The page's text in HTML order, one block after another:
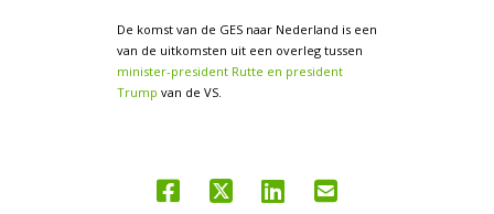
De komst van de GES naar Nederland is een
van de uitkomsten uit een overleg tussen
minister-president Rutte en president
Trump van de VS.